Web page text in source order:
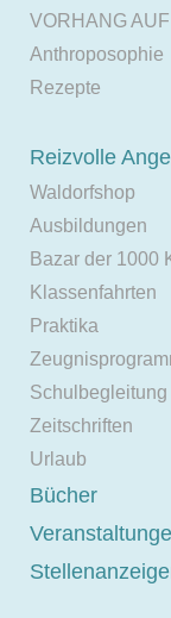
VORHANG AUF
Anthroposophie
Rezepte
Reizvolle
Waldorfshop
Ausbildungen
Bazar der 1000
Klassenfahrten
Praktika
Schulbegleitung
Zeitschriften
Urlaub
Bücher